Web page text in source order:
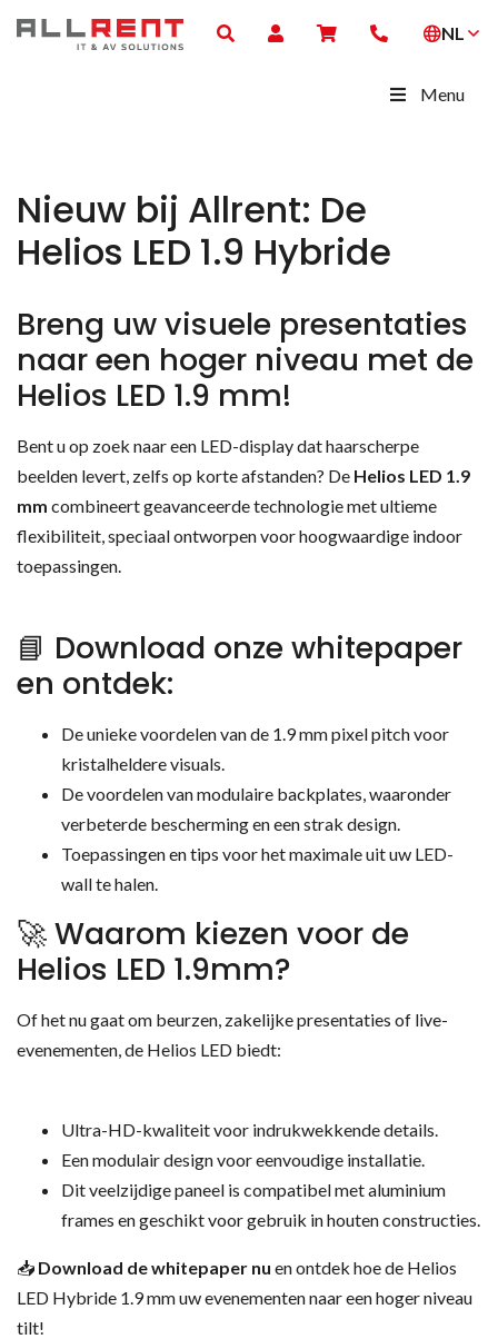
NL
Menu
Nieuw bij Allrent: De
Helios LED 1.9 Hybride
Breng uw visuele presentaties
naar een hoger niveau met de
Helios LED 1.9 mm!
Bent u op zoek naar een LED-display dat haarscherpe
beelden levert, zelfs op korte afstanden? De Helios LED 1.9
mm combineert geavanceerde technologie met ultieme
flexibiliteit, speciaal ontworpen voor hoogwaardige indoor
toepassingen.
📘 Download onze whitepaper
en ontdek:
De unieke voordelen van de 1.9 mm pixel pitch voor
kristalheldere visuals.
De voordelen van modulaire backplates, waaronder
verbeterde bescherming en een strak design.
Toepassingen en tips voor het maximale uit uw LED-
wall te halen.
🚀 Waarom kiezen voor de
Helios LED 1.9mm?
Of het nu gaat om beurzen, zakelijke presentaties of live-
evenementen, de Helios LED biedt:
Ultra-HD-kwaliteit voor indrukwekkende details.
Een modulair design voor eenvoudige installatie.
Dit veelzijdige paneel is compatibel met aluminium
frames en geschikt voor gebruik in houten constructies.
📥 Download de whitepaper nu en ontdek hoe de Helios
LED Hybride 1.9 mm uw evenementen naar een hoger niveau
tilt!